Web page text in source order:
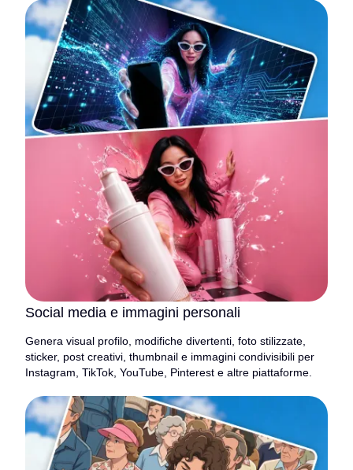
Social media e immagini personali
Genera visual profilo, modifiche divertenti, foto stilizzate,
sticker, post creativi, thumbnail e immagini condivisibili per
Instagram, TikTok, YouTube, Pinterest e altre piattaforme.